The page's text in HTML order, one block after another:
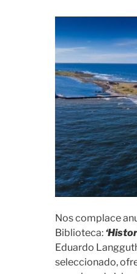
Nos complace
Biblioteca:
Eduardo
seleccionado,